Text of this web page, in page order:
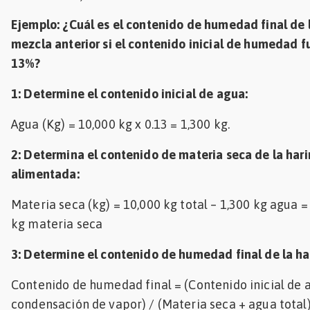
Ejemplo: ¿Cuál es el contenido de humedad final de
mezcla anterior si el contenido inicial de humedad
13%?
1: Determine el contenido inicial de agua:
Agua (Kg) = 10,000 kg x 0.13 = 1,300 kg.
2: Determina el contenido de materia seca de la
alimentada:
Materia seca (kg) = 10,000 kg total – 1,300 kg agua =
kg materia seca
3: Determine el contenido de humedad final de la
Contenido de humedad final = (Contenido inicial de
condensación de vapor) / (Materia seca + agua